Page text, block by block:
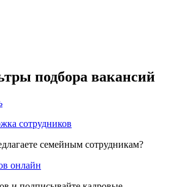
подбора вакансий
сотрудников
семейным сотрудникам?
онлайн